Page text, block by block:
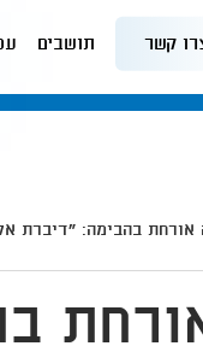
קשר תושבים
אורחת בהבימה: "דיברת